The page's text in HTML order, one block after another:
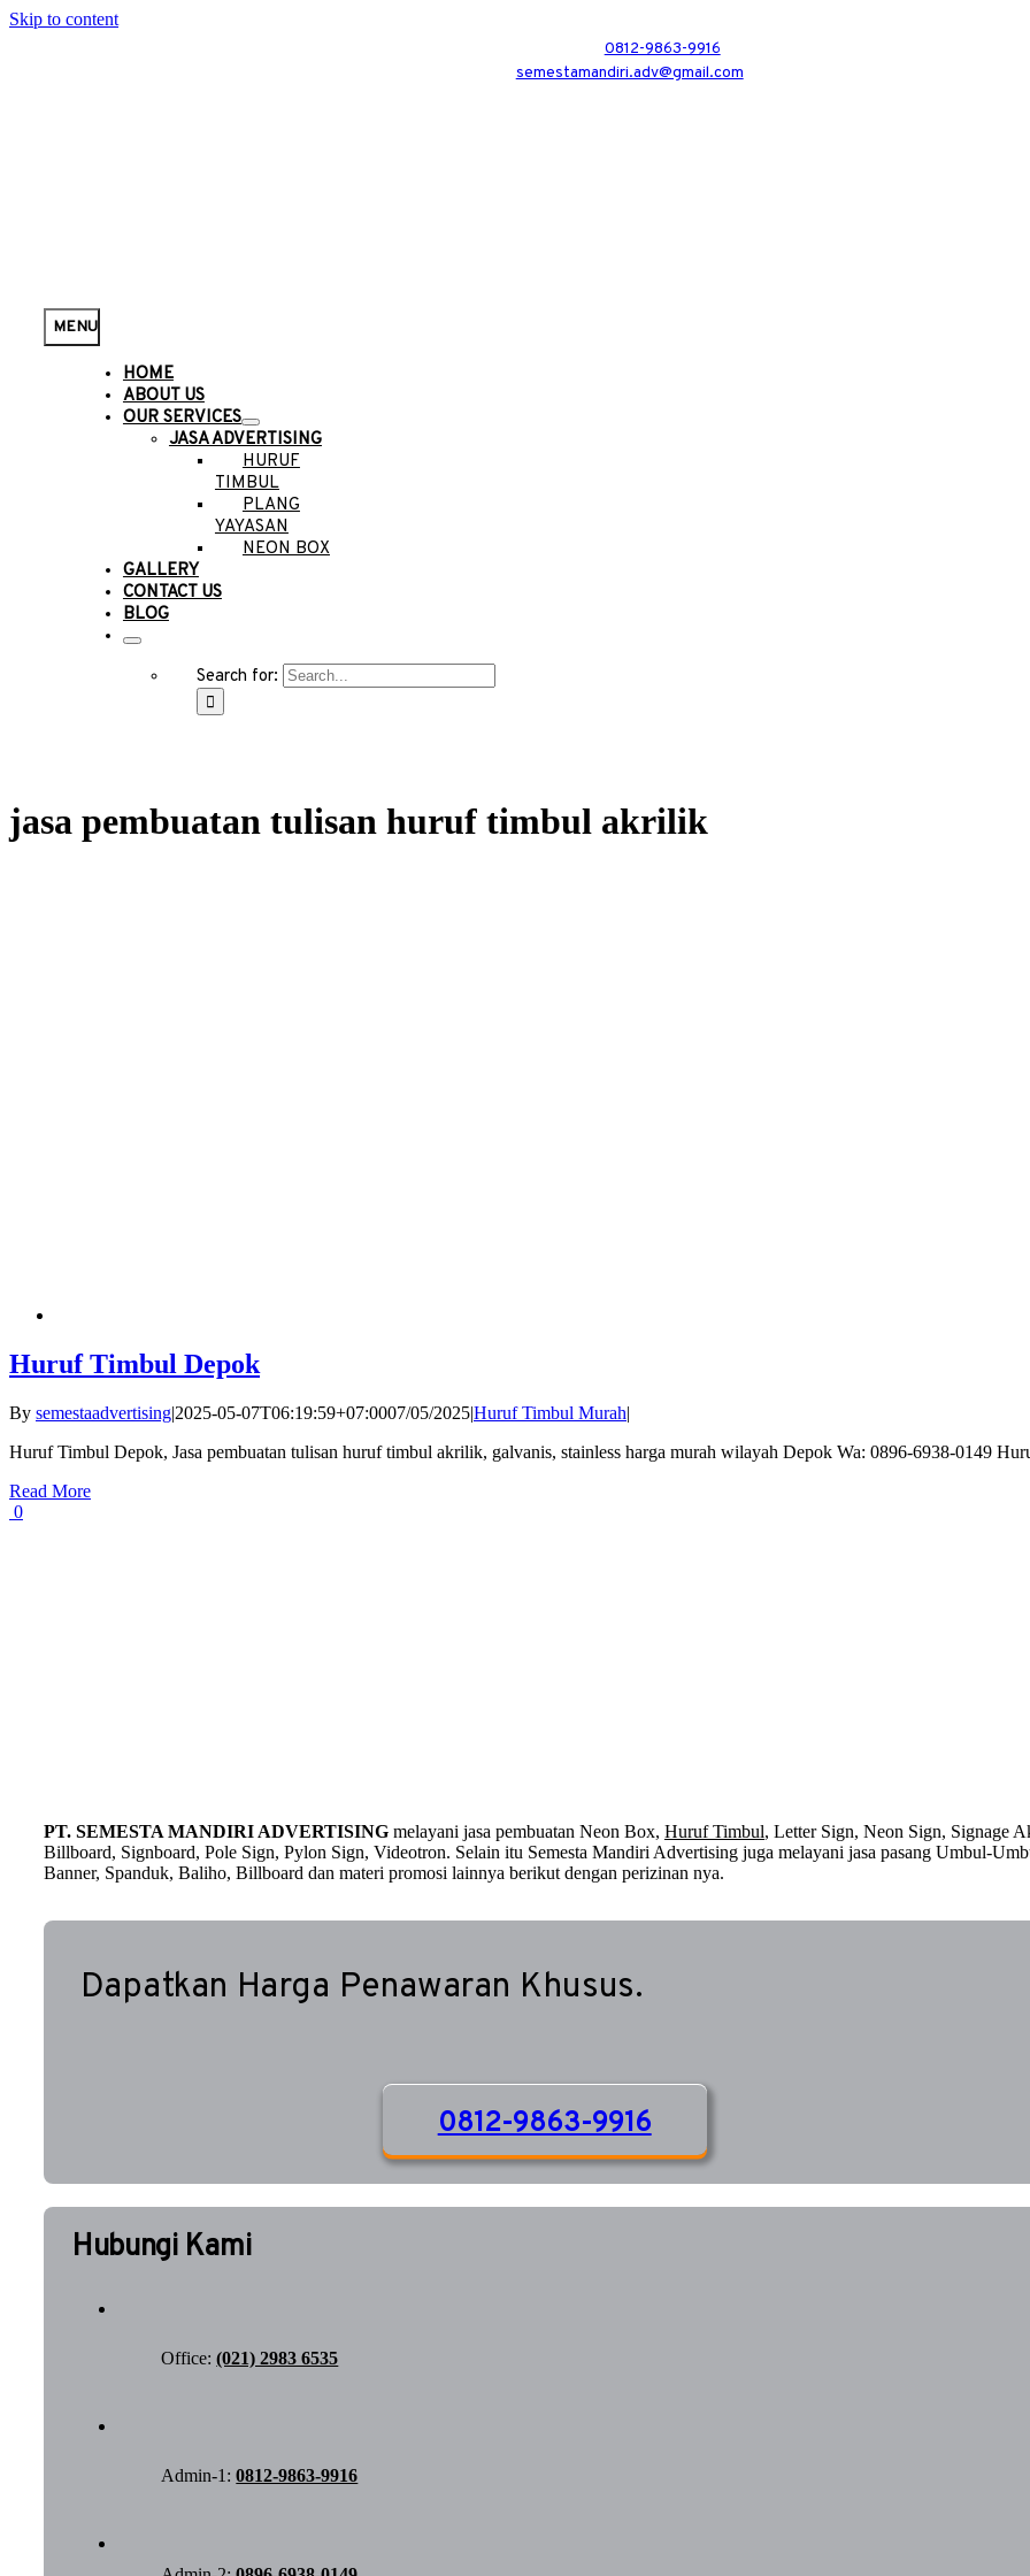
Skip to content
0812-9863-9916
semestamandiri.adv@gmail.com
MENU
HOME
ABOUT US
OUR SERVICES
JASA ADVERTISING
HURUF
TIMBUL
PLANG
YAYASAN
NEON BOX
GALLERY
CONTACT US
BLOG
Search for:
jasa pembuatan tulisan huruf timbul akrilik
Huruf Timbul Depok
By semestaadvertising|2025-05-07T06:19:59+07:0007/05/2025|Huruf Timbul Murah|
Huruf Timbul Depok, Jasa pembuatan tulisan huruf timbul akrilik, galvanis, stainless harga murah wilayah Depok Wa: 0896-6938-0149
Read More
0
PT. SEMESTA MANDIRI ADVERTISINGmelayani jasa pembuatan Neon Box, Huruf Timbul, Letter Sign, Neon Sign, Signage
Billboard, Signboard, Pole Sign, Pylon Sign, Videotron. Selain itu Semesta Mandiri Advertising juga melayani jasa pasang Umbul-
Banner, Spanduk, Baliho, Billboard dan materi promosi lainnya berikut dengan perizinan nya.
Dapatkan Harga Penawaran Khusus.
0812-9863-9916
Hubungi Kami
Office:(021) 2983 6535
Admin-1:0812-9863-9916